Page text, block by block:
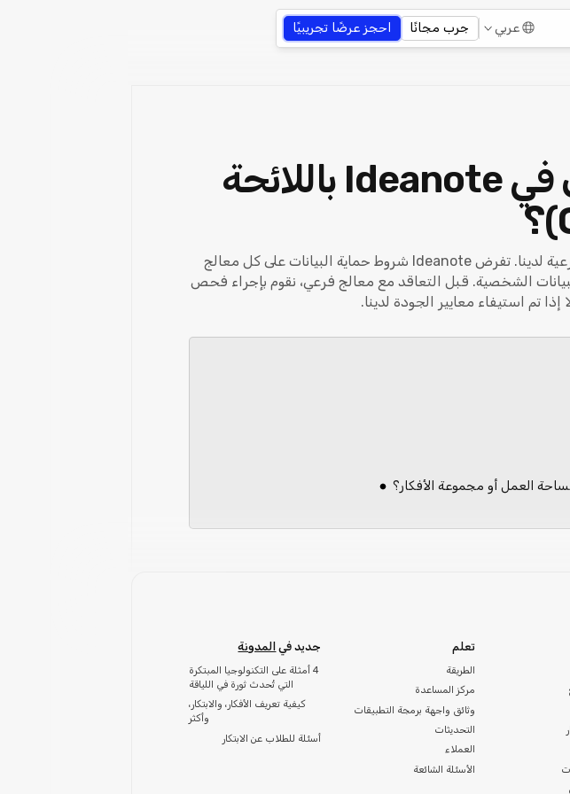
عربي جرب مجانًا احجز عرضًا تجريبيًا
هل يلتزم المعالجون الفرعيون في Ideanote باللائحة
نعم، لدينا اتفاقيات معالجة بيانات مكتوبة ("DPA") مع جميع المعالجات الفرعية لدينا. تفرض Ideanote شروط حماية البيانات على كل معالج
الشخصية. قبل التعاقد مع معالج فرعي، نقوم بإجراء فحص
تم استيفاء معايير الجودة لدينا.
العمل أو مجموعة الأفكار؟
تعلم
الطريقة
مركز المساعدة
وثائق واجهة برمجة التطبيقات
التحديثات
العملاء
الأسئلة الشائعة
جديد في المدونة
4 أمثلة على التكنولوجيا المبتكرة
التي تُحدث ثورة في اللياقة
كيفية تعريف الأفكار، والابتكار،
وأكثر
أسئلة للطلاب عن الابتكار